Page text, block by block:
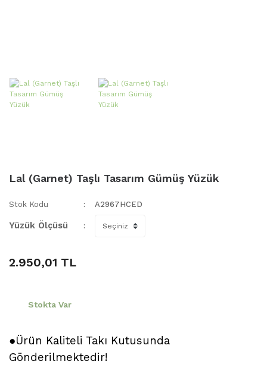
Lal (Garnet) Taşlı Tasarım Gümüş Yüzük
Stok Kodu A2967HCED
Yüzük Ölçüsü
2.950,01 TL
Stokta Var
●Ürün Kaliteli Takı Kutusunda
Gönderilmektedir!